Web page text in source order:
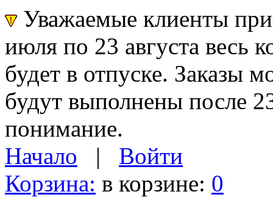
Уважаемые клиенты
июля по 23 августа весь
будет в отпуске. Заказы
будут выполнены после
понимание.
Начало | Войти
Корзина: в корзине: 0